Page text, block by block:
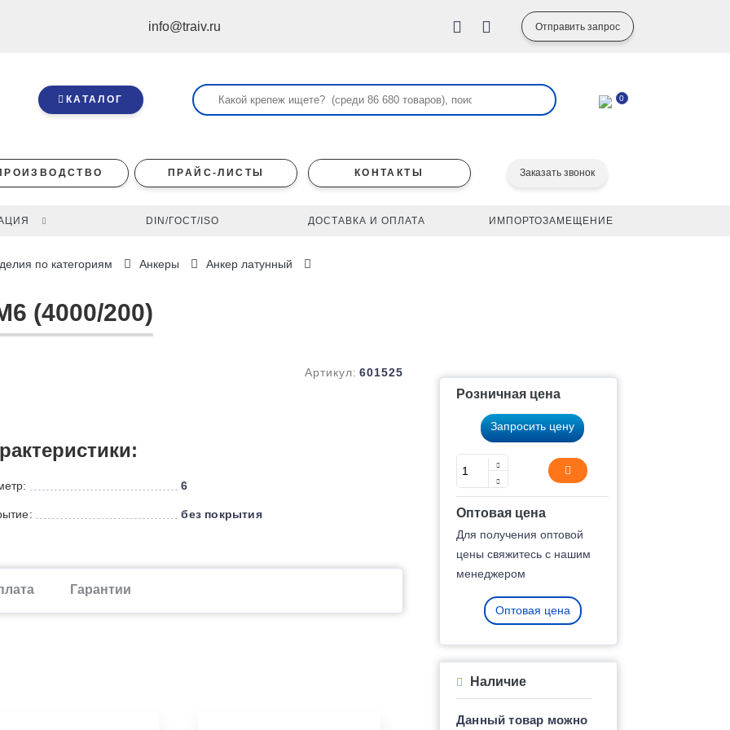
info@traiv.ru Отправить запрос
КАТАЛОГ 0
ПРАЙС-ЛИСТЫ КОНТАКТЫ Заказать звонок
DIN/ГОСТ/ISO ДОСТАВКА И ОПЛАТА ИМПОРТОЗАМЕЩЕНИЕ
по категориям Анкеры Анкер латунный
(4000/200)
Артикул: 601525
6
без покрытия
Гарантии
Розничная цена
Запросить цену
Оптовая цена
Для получения оптовой
цены свяжитесь с нашим
менеджером
Оптовая цена
Наличие
Данный товар можно